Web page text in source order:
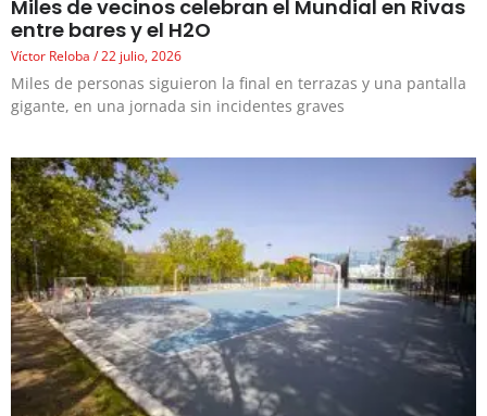
Miles de vecinos celebran el Mundial en Rivas
entre bares y el H2O
Víctor Reloba 22 julio, 2026
Miles de personas siguieron la final en terrazas y una pantalla
gigante, en una jornada sin incidentes graves